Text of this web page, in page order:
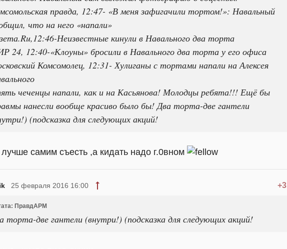
правда, 12:47- «В меня зафигачили тортом!»: Навальный
что на него «напали»
Неизвестные кинули в Навального два торта
24, 12:40-«Клоуны» бросили в Навального два торта у его офиса
Комсомолец, 12:31- Хулиганы с тортами напали на Алексея
чеченцы напали, как и на Касьянова! Молодцы ребята!!! Ещё бы
нанесли вообще красиво было бы! Два торта-две гантели
(подсказка для следующих акций!
лучше самим съесть ,а кидать надо г.0вном
+3
25 февраля 2016 16:00
ПравдАРМ
торта-две гантели (внутри!) (подсказка для следующих акций!